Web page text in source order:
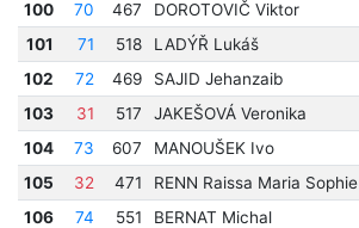
100
70 467 DOROTOVIČ Viktor
101
71 518 LADÝŘ Lukáš
102
72 469 SAJID Jehanzaib
103
31 517 JAKEŠOVÁ Veronika
104
73 607 MANOUŠEK Ivo
105
32 471 RENN Raissa Maria Sophie
106
74 551 BERNAT Michal